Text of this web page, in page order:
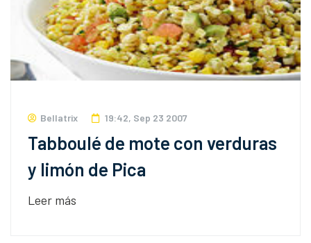
Bellatrix 19:42, Sep 23 2007
Tabboulé de mote con verduras
y limón de Pica
Leer más